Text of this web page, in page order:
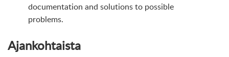
documentation and solutions to possible
problems.
Ajankohtaista